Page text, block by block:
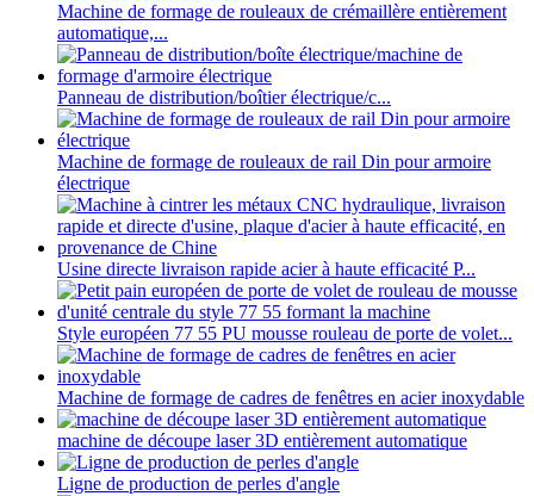
Machine de formage de rouleaux de crémaillère entièrement
automatique,...
Panneau de distribution/boîtier électrique/c...
Machine de formage de rouleaux de rail Din pour armoire
électrique
Usine directe livraison rapide acier à haute efficacité P...
Style européen 77 55 PU mousse rouleau de porte de volet...
Machine de formage de cadres de fenêtres en acier inoxydable
machine de découpe laser 3D entièrement automatique
Ligne de production de perles d'angle